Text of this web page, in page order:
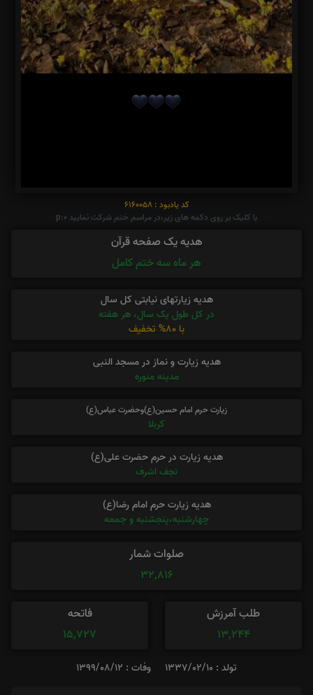
کد یادبود : 6160058
با کلیک بر روی دکمه های زیر،در مراسم ختم شرکت نمایید p:0
هدیه یک صفحه قرآن
هر ماه سه ختم کامل
هدیه زیارتهای نیابتی کل سال
در کل طول یک سال، هر هفته
با 80% تخفیف
هدیه زیارت و نماز در مسجد النبی
مدینه منوره
زیارت حرم امام حسین(ع)وحضرت عباس(ع)
کربلا
هدیه زیارت در حرم حضرت علی(ع)
نجف اشرف
هدیه زیارت حرم امام رضا(ع)
چهارشنبه،پنجشنبه و جمعه
صلوات شمار
32,816
طلب آمرزش
13,244
فاتحه
15,727
تولد : 1337/02/10 وفات : 1399/08/12